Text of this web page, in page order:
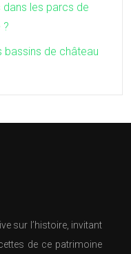
dans les parcs de
?
bassins de château
sur l’histoire, invitant
de ce patrimoine